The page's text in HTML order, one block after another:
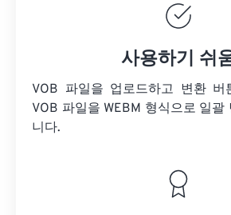
사용하기 쉬
VOB 파일을 업로드하고 변환 버
VOB 파일을 WEBM 형식으로 일괄
니다.